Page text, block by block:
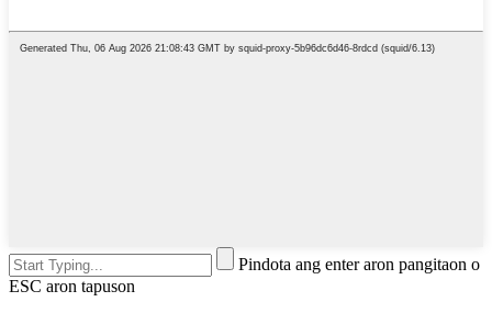
Pindota ang enter aron pangitaon o
ESC aron tapuson